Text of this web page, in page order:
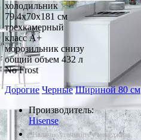
холодильник
79.4x70x181 см
трехкамерный
класс A+
морозильник снизу
общий объем 432 л
No Frost
Дорогие Черные Шириной 80 см
Производитель:
Hisense
*Наличие уточняйте у менеджера